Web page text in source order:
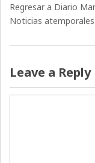
Regresar a Diario
Noticias atemporales
Leave a Reply